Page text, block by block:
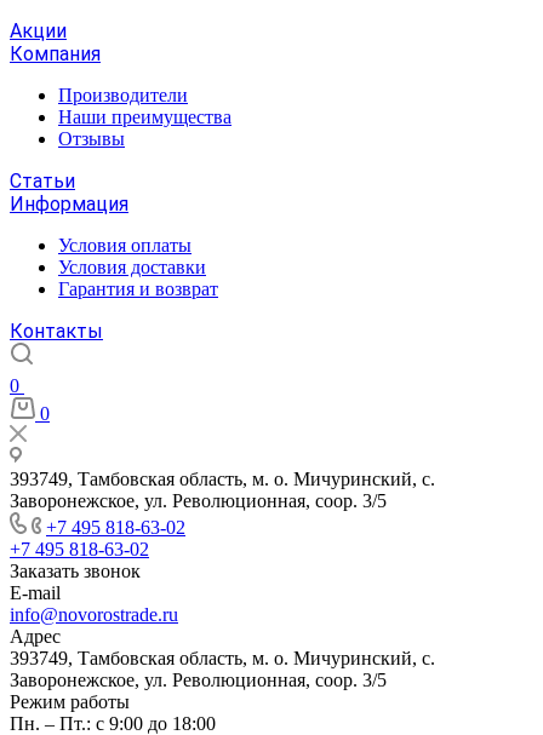
Акции
Компания
Производители
Наши преимущества
Отзывы
Статьи
Информация
Условия оплаты
Условия доставки
Гарантия и возврат
Контакты
0
0
393749, Тамбовская область, м. о. Мичуринский, с.
Заворонежское, ул. Революционная, соор. 3/5
+7 495 818-63-02
+7 495 818-63-02
Заказать звонок
E-mail
info@novorostrade.ru
Адрес
393749, Тамбовская область, м. о. Мичуринский, с.
Заворонежское, ул. Революционная, соор. 3/5
Режим работы
Пн. – Пт.: с 9:00 до 18:00